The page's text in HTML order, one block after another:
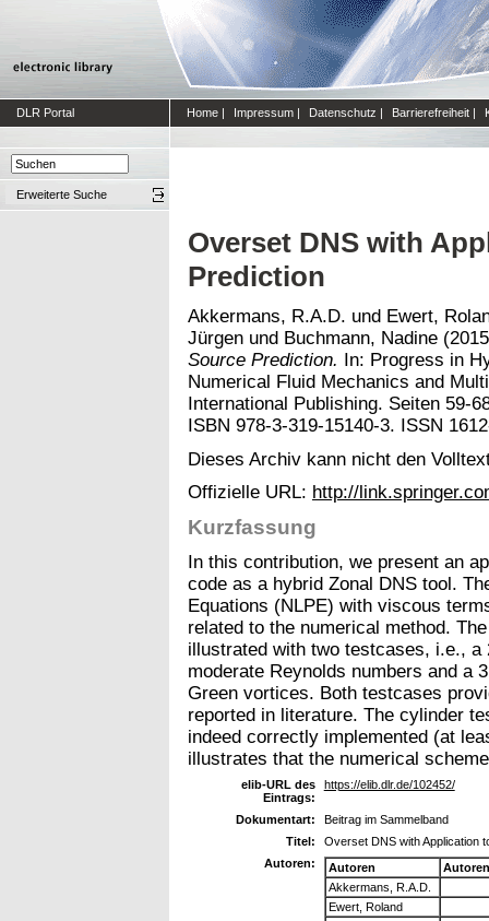
DLR Portal Home | Impressum | Datenschutz | Barrierefreiheit |
Erweiterte Suche
Overset DNS with
Prediction
Akkermans, R.A.D. und Ewert,
Jürgen und Buchmann, Nadine
Source Prediction. In: Progress in
Numerical Fluid Mechanics and
International Publishing. Seiten 59-
ISBN 978-3-319-15140-3. ISSN
Dieses Archiv kann nicht den
Offizielle URL: http://
Kurzfassung
In this contribution, we present an
code as a hybrid Zonal DNS tool.
Equations (NLPE) with viscous
related to the numerical method.
illustrated with two testcases, i.e.,
moderate Reynolds numbers and a
Green vortices. Both testcases
reported in literature. The cylinder
indeed correctly implemented (at
illustrates that the numerical
elib-URL des
Eintrags:
https://elib.dlr.de/102452/
Dokumentart:
Beitrag im Sammelband
Titel:
Overset DNS with Application
Autoren:
Autoren
Akkermans, R.A.D.
Ewert, Roland